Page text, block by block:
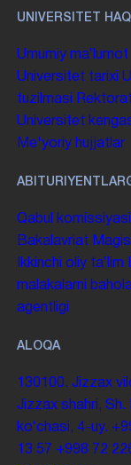
UNIVERSITET
Umumiy maʼlumot
Universitet tarixi
tuzilmasi
Rektorat
Universitet
Me'yoriy hujjatlar
Qabul komissiyasi
Bakalavriat
Ikkinchi oliy taʼlim
malakalarni
agentligi
ALOQA
130100. Jizzax
Jizzax shahri, Sh.
koʻchasi, 4-uy.
13 57 +998 72